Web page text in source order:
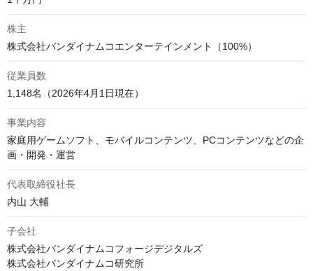
株主
従業員数
1,148名（2026年4月1日現在）
事業内容
家庭用ゲームソフト、モバイルコンテンツ、PCコンテンツなどの企
代表取締役社長
内山 大輔
子会社
株式会社バンダイナムコフォージデジタルズ
株式会社バンダイナムコ研究所